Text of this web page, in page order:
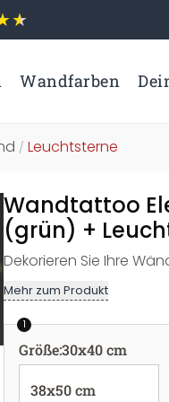
Wandfarben
/ Leuchtsterne
Wandtattoo
(grün) +
Dekorieren Sie Ihre
Mehr zum Produkt
1
Größe:30x40 cm
38x50 cm